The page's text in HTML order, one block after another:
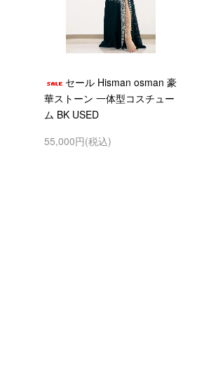
セール Hisman osman 豪
華ストーン 一体型コスチュー
ム BK USED
55,000円(税込)